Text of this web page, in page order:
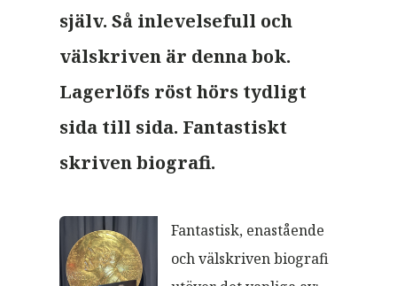
själv. Så inlevelsefull och
välskriven är denna bok.
Lagerlöfs röst hörs tydligt
sida till sida. Fantastiskt
skriven biografi.
Fantastisk, enastående
och välskriven biografi